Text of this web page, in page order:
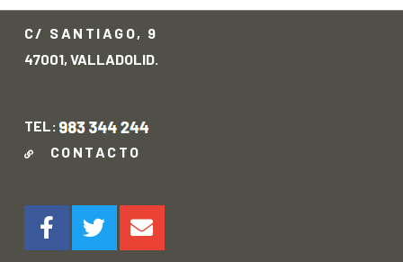
C/ SANTIAGO, 9
47001, VALLADOLID.
TEL:
CONTACTO